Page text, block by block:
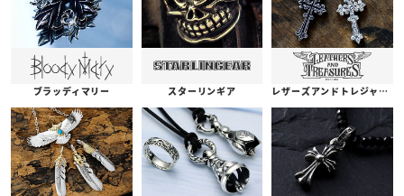
ブラッディマリー スターリンギア レザーズアンドトレジャーズ